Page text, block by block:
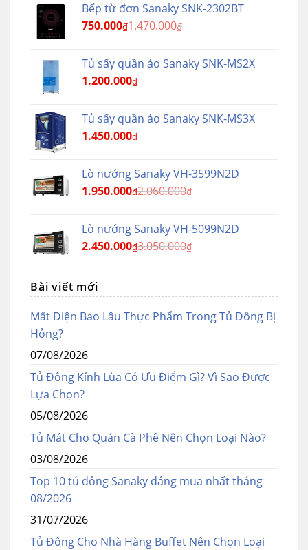
Bếp từ đơn Sanaky SNK-2302BT
750.000₫1.470.000₫
Tủ sấy quần áo Sanaky SNK-MS2X
1.200.000₫
Tủ sấy quần áo Sanaky SNK-MS3X
1.450.000₫
Lò nướng Sanaky VH-3599N2D
1.950.000₫2.060.000₫
Lò nướng Sanaky VH-5099N2D
2.450.000₫3.050.000₫
Bài viết mới
Mất Điện Bao Lâu Thực Phẩm Trong Tủ Đông Bị
Hỏng?
07/08/2026
Tủ Đông Kính Lùa Có Ưu Điểm Gì? Vì Sao Được
Lựa Chọn?
05/08/2026
Tủ Mát Cho Quán Cà Phê Nên Chọn Loại Nào?
03/08/2026
Top 10 tủ đông Sanaky đáng mua nhất tháng
08/2026
31/07/2026
Tủ Đông Cho Nhà Hàng Buffet Nên Chọn Loại